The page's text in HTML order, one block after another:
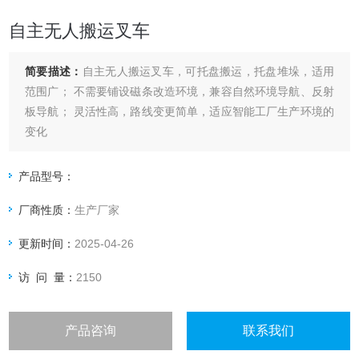
自主无人搬运叉车
简要描述： 自主无人搬运叉车，可托盘搬运，托盘堆垛，适用
范围广； 不需要铺设磁条改造环境，兼容自然环境导航、反射
板导航； 灵活性高，路线变更简单，适应智能工厂生产环境的
变化
产品型号：
厂商性质：生产厂家
更新时间： 2025-04-26
访 问 量： 2150
产品咨询 联系我们